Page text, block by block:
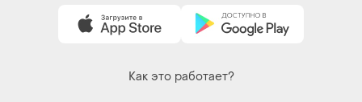
Как это работает?